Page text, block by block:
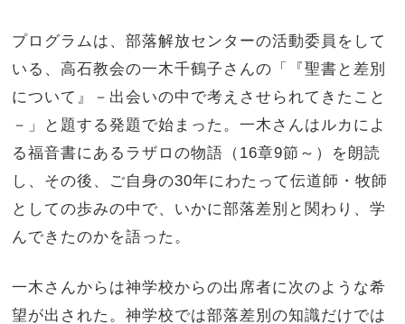
プログラムは、部落解放センターの活動委員をして
いる、高石教会の一木千鶴子さんの「『聖書と差別
について』－出会いの中で考えさせられてきたこと
－」と題する発題で始まった。一木さんはルカによ
る福音書にあるラザロの物語（ 16章9節～）を朗読
し、その後、ご自身の30年にわたって伝道師・牧師
としての歩みの中で、いかに部落差別と関わり、学
んできたのかを語った。
一木さんからは神学校からの出席者に次のような希
望が出された。神学校では部落差別の知識だけでは